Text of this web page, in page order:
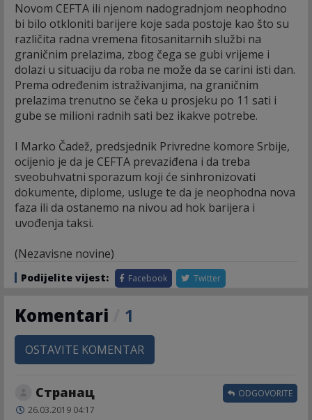
Novom CEFTA ili njenom nadogradnjom neophodno
bi bilo otkloniti barijere koje sada postoje kao što su
različita radna vremena fitosanitarnih službi na
graničnim prelazima, zbog čega se gubi vrijeme i
dolazi u situaciju da roba ne može da se carini isti dan.
Prema određenim istraživanjima, na graničnim
prelazima trenutno se čeka u prosjeku po 11 sati i
gube se milioni radnih sati bez ikakve potrebe.
I Marko Čadež, predsjednik Privredne komore Srbije,
ocijenio je da je CEFTA prevaziđena i da treba
sveobuhvatni sporazum koji će sinhronizovati
dokumente, diplome, usluge te da je neophodna nova
faza ili da ostanemo na nivou ad hok barijera i
uvođenja taksi.
(Nezavisne novine)
Podijelite vijest: Facebook Twitter
Komentari 1
OSTAVITE KOMENTAR
Странац
26.03.2019 04:17
ODGOVORITE